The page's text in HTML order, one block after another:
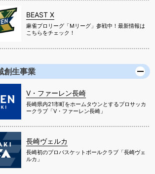
BEAST X
麻雀プロリーグ「Mリーグ」参戦中！最新情報は
こちらをチェック！
創生事業
V・ファーレン長崎
長崎県内21市町をホームタウンとするプロサッカ
ークラブ「V・ファーレン長崎」
長崎ヴェルカ
長崎初のプロバスケットボールクラブ「長崎ヴェ
ルカ」